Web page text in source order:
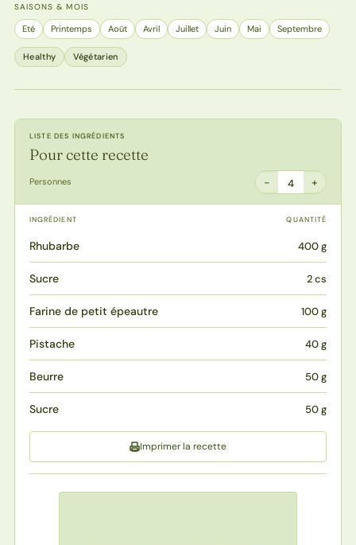
SAISONS & MOIS
Eté Printemps Août Avril Juillet Juin Mai Septembre
Healthy Végétarien
LISTE DES INGRÉDIENTS
Pour cette recette
Personnes − 4 +
INGRÉDIENT QUANTITÉ
Rhubarbe 400 g
Sucre 2 cs
Farine de petit épeautre 100 g
Pistache 40 g
Beurre 50 g
Sucre 50 g
Imprimer la recette